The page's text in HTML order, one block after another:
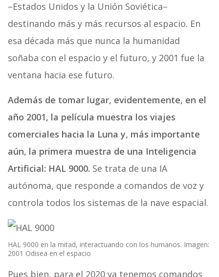
–Estados Unidos y la Unión Soviética–
destinando más y más recursos al espacio. En
esa década más que nunca la humanidad
soñaba con el espacio y el futuro, y 2001 fue la
ventana hacia ese futuro.
Además de tomar lugar, evidentemente, en el
año 2001, la película muestra los viajes
comerciales hacia la Luna y, más importante
aún, la primera muestra de una Inteligencia
Artificial: HAL 9000. Se trata de una IA
autónoma, que responde a comandos de voz y
controla todos los sistemas de la nave espacial.
HAL 9000 en la mitad, interactuando con los humanos. Imagen:
2001 Odisea en el espacio
Pues bien, para el 2020 ya tenemos comandos